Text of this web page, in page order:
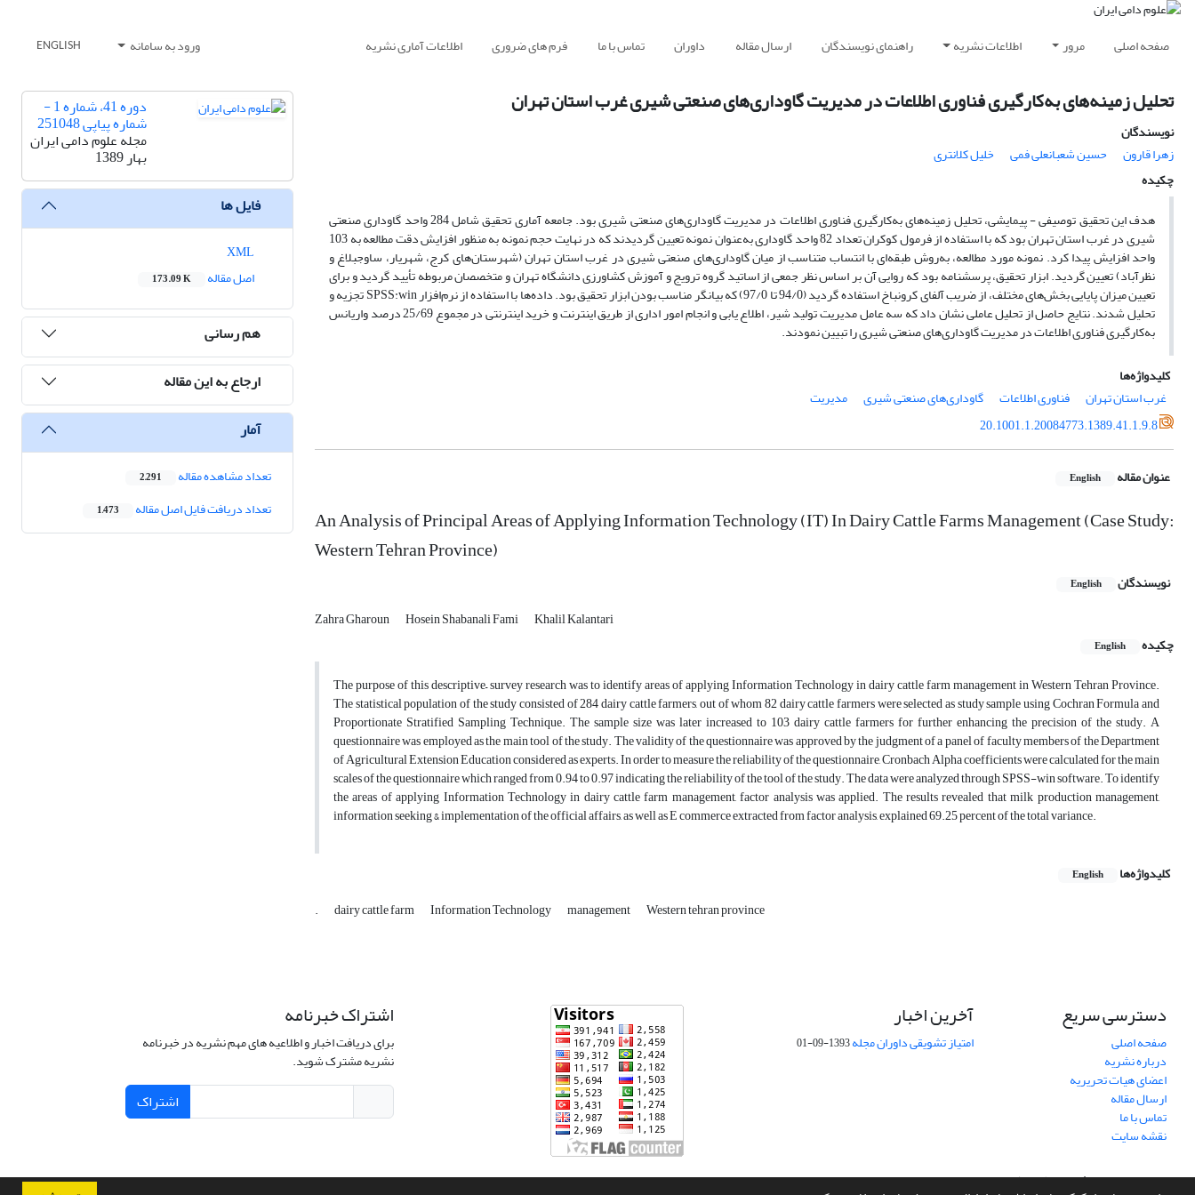
صفحه اصلی مرور اطلاعات نشریه راهنمای نویسندگان ارسال مقاله داوران تماس با ما فرم های ضروری اطلاعات آماری نشریه ورود به سامانه ENGLISH
تحلیل زمینه‌های به‌کارگیری فناوری اطلاعات در مدیریت گاوداری‌های صنعتی شیری غرب استان تهران
نویسندگان
زهرا قارون
حسین شعبانعلی فمی
خلیل کلانتری
چکیده
هدف این تحقیق توصیفی - پیمایشی، تحلیل زمینه‌های به‌کارگیری فناوری اطلاعات در مدیریت گاوداری‌های صنعتی شیری بود. جامعه آماری تحقیق شامل 284 واحد گاوداری صنعتی
شیری در غرب استان تهران بود که با استفاده از فرمول کوکران تعداد 82 واحد گاوداری به‌عنوان نمونه تعیین گردیدند که در نهایت حجم نمونه به منظور افزایش دقت مطالعه به 103
واحد افزایش پیدا کرد. نمونه مورد مطالعه، به‌روش طبقه‌ای با انتساب متناسب از میان گاوداری‌های صنعتی شیری در غرب استان تهران (شهرستان‌های کرج، شهریار، ساوجبلاغ و
نظرآباد) تعیین گردید. ابزار تحقیق، پرسشنامه‌ بود که روایی آن بر اساس نظر جمعی از اساتید گروه ترویج و آموزش کشاورزی دانشگاه تهران و متخصصان مربوطه تأیید گردید و برای
تعیین میزان پایایی بخش‌های مختلف، از ضریب آلفای کرونباخ استفاده گردید (94/0 تا 97/0) که بیانگر مناسب بودن ابزار تحقیق بود. داده‌ها با استفاده از نرم‌افزار SPSS:win تجزیه و
تحلیل شدند. نتایج حاصل از تحلیل عاملی نشان داد که سه عامل مدیریت تولید شیر، اطلاع یابی و انجام امور اداری از طریق اینترنت و خرید اینترنتی در مجموع 25/69 درصد واریانس
به‌کارگیری فناوری اطلاعات در مدیریت گاوداری‌های صنعتی شیری را تبیین نمودند.
کلیدواژه‌ها
غرب استان تهران
فناوری اطلاعات گاوداری‌های صنعتی شیری
مدیریت
20.1001.1.20084773.1389.41.1.9.8
عنوان مقاله English
An Analysis of Principal Areas of Applying Information Technology (IT) In Dairy Cattle Farms Management (Case Study:
Western Tehran Province)
نویسندگان English
Zahra Gharoun Hosein Shabanali Fami
Khalil Kalantari
چکیده
English
The purpose of this descriptive– survey research was to identify areas of applying Information Technology in dairy cattle farm management in Western Tehran Province.
The statistical population of the study consisted of 284 dairy cattle farmers, out of whom 82 dairy cattle farmers were selected as study sample using Cochran Formula and
Proportionate Stratified Sampling Technique. The sample size was later increased to 103 dairy cattle farmers for further enhancing the precision of the study. A
questionnaire was employed as the main tool of the study. The validity of the questionnaire was approved by the judgment of a panel of faculty members of the Department
of Agricultural Extension Education considered as experts. In order to measure the reliability of the questionnaire, Cronbach Alpha coefficients were calculated for the main
scales of the questionnaire which ranged from 0.94 to 0.97 indicating the reliability of the tool of the study. The data were analyzed through SPSS-win software. To identify
the areas of applying Information Technology in dairy cattle farm management, factor analysis was applied. The results revealed that milk production management,
information seeking & implementation of the official affairs, as well as E commerce extracted from factor analysis, explained 69.25 percent of the total variance.
کلیدواژه‌ها English
. dairy cattle farm Information Technology management Western tehran province
دوره 41، شماره 1 -
شماره پیاپی 251048
مجله علوم دامی ایران
بهار 1389
فایل ها
اصل مقاله
173.09 K
هم رسانی
ارجاع به این مقاله
آمار
تعداد مشاهده مقاله 2,291
تعداد دریافت فایل اصل مقاله 1,473
دسترسی سریع
صفحه اصلی
درباره نشریه
اعضای هیات تحریریه
ارسال مقاله
تماس با ما
نقشه سایت
آخرین اخبار
امتیاز تشویقی داوران مجله1393-09-01
اشتراک خبرنامه
برای دریافت اخبار و اطلاعیه های مهم نشریه در خبرنامه
نشریه مشترک شوید.
اشتراک
سامانه مدیریت نشریات علمی.طراحی و پیاده سازی ازسیناوب